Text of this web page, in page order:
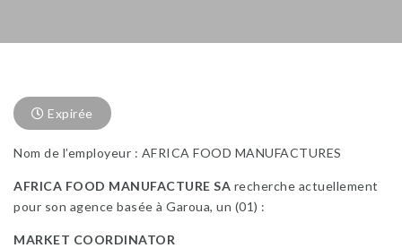
Expirée
Nom de l’employeur : AFRICA FOOD MANUFACTURES
AFRICA FOOD MANUFACTURE SA recherche actuellement
pour son agence basée à Garoua, un (01) :
MARKET COORDINATOR